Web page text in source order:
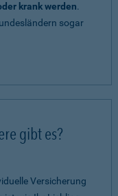
krank werden.
sogar
gibt es?
Versicherung